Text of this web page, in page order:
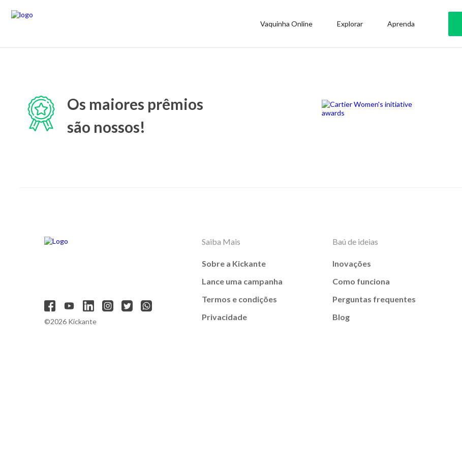
Vaquinha Online Explorar Aprenda
Os maiores prêmios
são nossos!
©2026 Kickante
Saiba Mais
Sobre a Kickante
Lance uma campanha
Termos e condições
Privacidade
Baú de ideias
Inovações
Como funciona
Perguntas frequentes
Blog